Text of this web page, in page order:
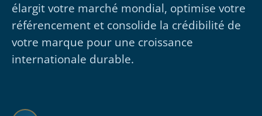
élargit votre marché mondial, optimise votre
référencement et consolide la crédibilité de
votre marque pour une croissance
internationale durable.